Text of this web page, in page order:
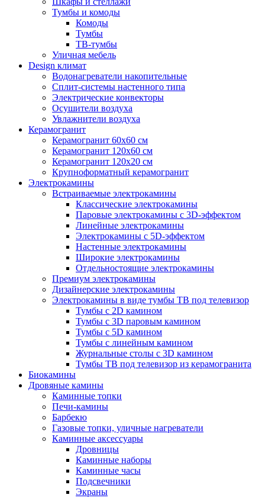
Тумбы и комоды
Комоды
Тумбы
ТВ-тумбы
Уличная мебель
Design климат
Водонагреватели накопительные
Сплит-системы настенного типа
Электрические конвекторы
Осушители воздуха
Увлажнители воздуха
Керамогранит
Керамогранит 60х60 см
Керамогранит 120х60 см
Керамогранит 120х20 см
Крупноформатный керамогранит
Электрокамины
Встраиваемые электрокамины
Классические электрокамины
Паровые электрокамины с 3D-эффектом
Линейные электрокамины
Электрокамины с 5D-эффектом
Настенные электрокамины
Широкие электрокамины
Отдельностоящие электрокамины
Премиум электрокамины
Дизайнерские электрокамины
Электрокамины в виде тумбы ТВ под телевизор
Тумбы с 2D камином
Тумбы с 3D паровым камином
Тумбы с 5D камином
Тумбы с линейным камином
Журнальные столы с 3D камином
Тумбы ТВ под телевизор из керамогранита
Биокамины
Дровяные камины
Каминные топки
Печи-камины
Барбекю
Газовые топки, уличные нагреватели
Каминные аксессуары
Дровницы
Каминные наборы
Каминные часы
Подсвечники
Экраны